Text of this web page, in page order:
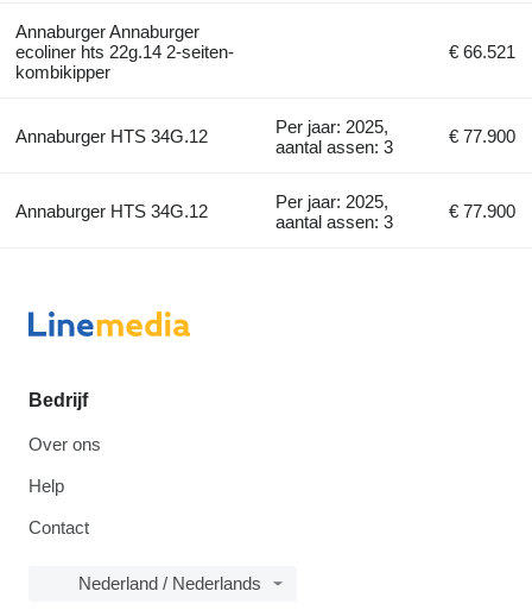
Annaburger Annaburger
ecoliner hts 22g.14 2-seiten-
kombikipper
€ 66.521
Annaburger HTS 34G.12
Per jaar: 2025,
aantal assen: 3
€ 77.900
Annaburger HTS 34G.12
Per jaar: 2025,
aantal assen: 3
€ 77.900
Bedrijf
Over ons
Help
Contact
Nederland / Nederlands